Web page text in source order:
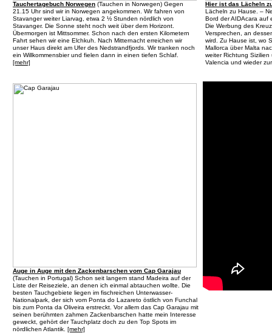
Tauchertagebuch Norwegen (Tauchen in Norwegen) Gegen
21.15 Uhr sind wir in Norwegen angekommen. Wir fahren von
Stavanger weiter Liarvag, etwa 2 ½ Stunden nördlich von
Stavanger. Die Sonne steht noch weit über dem Horizont.
Übermorgen ist Mittsommer. Schon nach den ersten Kilometern
Fahrt sehen wir eine Elchkuh. Nach Mitternacht erreichen wir
unser Haus direkt am Ufer des Nedstrandfjords. Wir tranken noch
ein Willkommensbier und fielen dann in einen tiefen Schlaf.
[mehr]
Hier ist das Lächeln
Lächeln zu Hause. –
Bord der AIDAcara auf
Die Werbung des
Versprechen, an
wird. Zu Hause ist, wo
Mallorca über Malta
weiter Richtung
Valencia und wieder
Auge in Auge mit den Zackenbarschen vom Cap Garajau
(Tauchen in Portugal) Schon seit langem stand Madeira auf der
Liste der Reiseziele, an denen ich einmal abtauchen wollte. Die
besten Tauchgebiete liegen im fischreichen Unterwasser-
Nationalpark, der sich vom Ponta do Lazareto östlich von Funchal
bis zum Ponta da Oliveira erstreckt. Vor allem das Cap Garajau mit
seinen berühmten zahmen Zackenbarschen hatte mein Interesse
geweckt, gehört der Tauchplatz doch zu den Top Spots im
nördlichen Atlantik. [mehr]